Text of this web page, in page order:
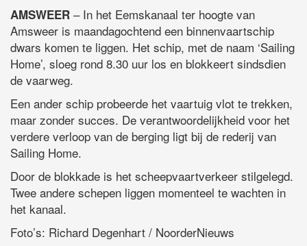
AMSWEER – In het Eemskanaal ter hoogte van
Amsweer is maandagochtend een binnenvaartschip
dwars komen te liggen. Het schip, met de naam ‘Sailing
Home’, sloeg rond 8.30 uur los en blokkeert sindsdien
de vaarweg.
Een ander schip probeerde het vaartuig vlot te trekken,
maar zonder succes. De verantwoordelijkheid voor het
verdere verloop van de berging ligt bij de rederij van
Sailing Home.
Door de blokkade is het scheepvaartverkeer stilgelegd.
Twee andere schepen liggen momenteel te wachten in
het kanaal.
Foto’s: Richard Degenhart / NoorderNieuws